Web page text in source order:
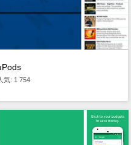
気: 1 754